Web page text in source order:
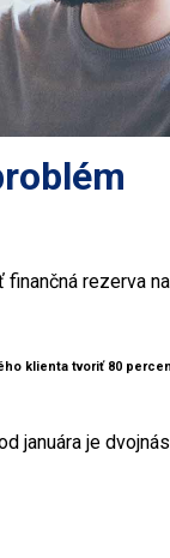
rezerva
klienta tvoriť 80
januára je